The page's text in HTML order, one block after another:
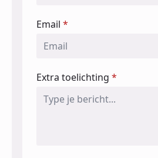
Email *
Extra toelichting *